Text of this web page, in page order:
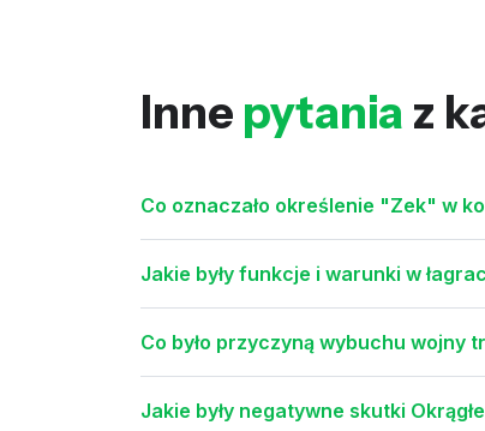
Inne pytania z
Co oznaczało określenie "Zek" w
Jakie były funkcje i warunki w
Co było przyczyną wybuchu wojny
Jakie były negatywne skutki